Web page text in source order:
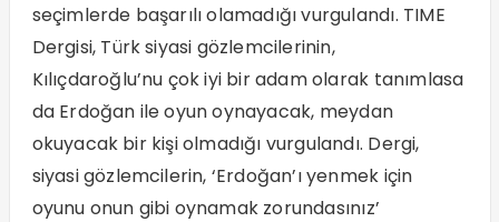
seçimlerde başarılı olamadığı vurgulandı. TIME
Dergisi, Türk siyasi gözlemcilerinin,
Kılıçdaroğlu’nu çok iyi bir adam olarak tanımlasa
da Erdoğan ile oyun oynayacak, meydan
okuyacak bir kişi olmadığı vurgulandı. Dergi,
siyasi gözlemcilerin, ‘Erdoğan’ı yenmek için
oyunu onun gibi oynamak zorundasınız’